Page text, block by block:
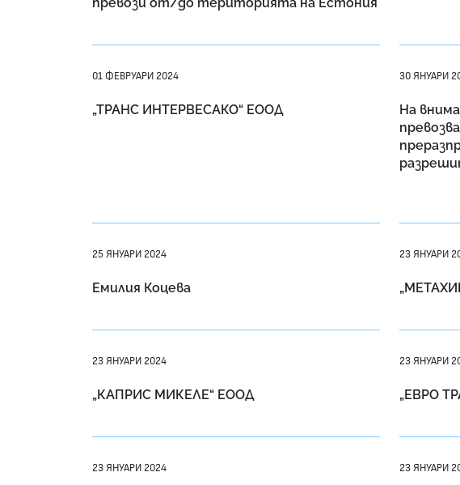
01 ФЕВРУАРИ 2024
„ТРАНС ИНТЕРВЕСАКО“ ЕООД
30 ЯНУАРИ
На
25 ЯНУАРИ 2024
Емилия Коцева
23 ЯНУАРИ
23 ЯНУАРИ 2024
„КАПРИС МИКЕЛЕ“ ЕООД
23 ЯНУАРИ
„ЕВРО
23 ЯНУАРИ 2024 23 ЯНУАРИ